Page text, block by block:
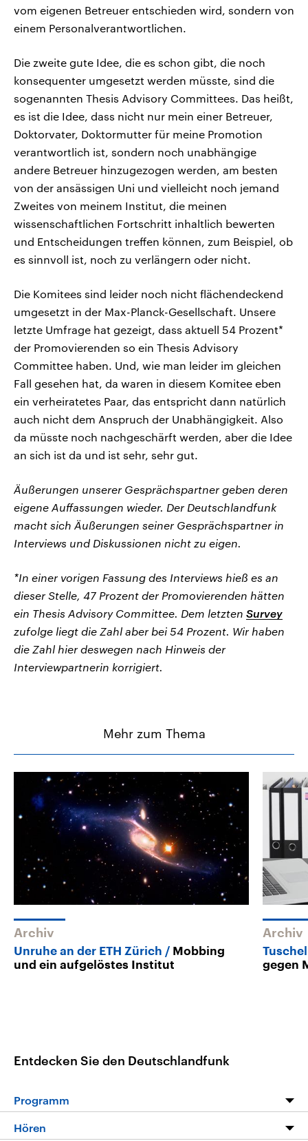
vom eigenen Betreuer entschieden wird, sondern von
einem Personalverantwortlichen.
Die zweite gute Idee, die es schon gibt, die noch
konsequenter umgesetzt werden müsste, sind die
sogenannten Thesis Advisory Committees. Das heißt,
es ist die Idee, dass nicht nur mein einer Betreuer,
Doktorvater, Doktormutter für meine Promotion
verantwortlich ist, sondern noch unabhängige
andere Betreuer hinzugezogen werden, am besten
von der ansässigen Uni und vielleicht noch jemand
Zweites von meinem Institut, die meinen
wissenschaftlichen Fortschritt inhaltlich bewerten
und Entscheidungen treffen können, zum Beispiel, ob
es sinnvoll ist, noch zu verlängern oder nicht.
Die Komitees sind leider noch nicht flächendeckend
umgesetzt in der Max-Planck-Gesellschaft. Unsere
letzte Umfrage hat gezeigt, dass aktuell 54 Prozent*
der Promovierenden so ein Thesis Advisory
Committee haben. Und, wie man leider im gleichen
Fall gesehen hat, da waren in diesem Komitee eben
ein verheiratetes Paar, das entspricht dann natürlich
auch nicht dem Anspruch der Unabhängigkeit. Also
da müsste noch nachgeschärft werden, aber die Idee
an sich ist da und ist sehr, sehr gut.
Äußerungen unserer Gesprächspartner geben deren
eigene Auffassungen wieder. Der Deutschlandfunk
macht sich Äußerungen seiner Gesprächspartner in
Interviews und Diskussionen nicht zu eigen.
*In einer vorigen Fassung des Interviews hieß es an
dieser Stelle, 47 Prozent der Promovierenden hätten
ein Thesis Advisory Committee. Dem letzten Survey
zufolge liegt die Zahl aber bei 54 Prozent. Wir haben
die Zahl hier deswegen nach Hinweis der
Interviewpartnerin korrigiert.
Mehr zum Thema
Archiv
Unruhe an der ETH Zürich
Mobbing
und ein aufgelöstes Institut
Archiv
gegen
Entdecken Sie den Deutschlandfunk
Programm
Programm
Hören